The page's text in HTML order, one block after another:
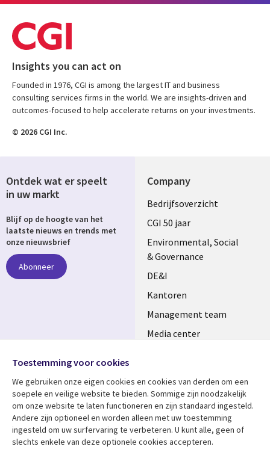
Insights you can act on
Founded in 1976, CGI is among the largest IT and business
consulting services firms in the world. We are insights-driven and
outcomes-focused to help accelerate returns on your investments.
© 2026 CGI Inc.
Company
Useful
links
NETHERLANDS
Bedrijfsoverzicht
CGI 50 jaar
Environmental, Social
& Governance
DE&I
Kantoren
Management team
Media center
Bekijk meer
Library
Artikelen
Support
Legal
Disclaimer
Ontdek wat er speelt
in uw markt
Blijf op de hoogte van het
laatste nieuws en trends met
onze nieuwsbrief
Abonneer
Media
NETHERLANDS
Toestemming voor cookies
We gebruiken onze eigen cookies en cookies van derden om een ​​
soepele en veilige website te bieden. Sommige zijn noodzakelijk
om onze website te laten functioneren en zijn standaard ingesteld.
Andere zijn optioneel en worden alleen met uw toestemming
ingesteld om uw surfervaring te verbeteren. U kunt alle, geen of
slechts enkele van deze optionele cookies accepteren.